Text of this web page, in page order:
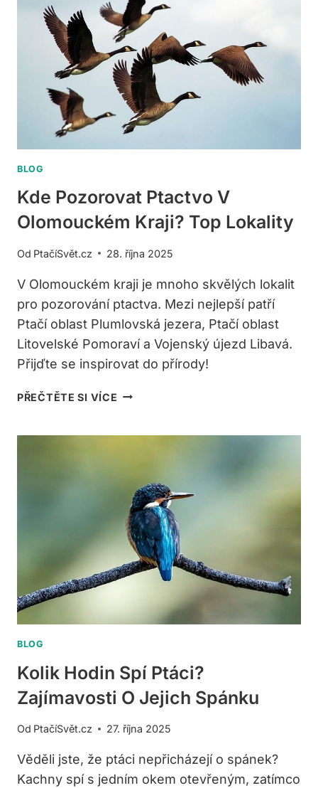
RADY
PRO
PTACTVO
BLOG
Kde Pozorovat Ptactvo V
Olomouckém Kraji? Top Lokality
Od PtačíSvět.cz 28. října 2025
V Olomouckém kraji je mnoho skvělých lokalit
pro pozorování ptactva. Mezi nejlepší patří
Ptačí oblast Plumlovská jezera, Ptačí oblast
Litovelské Pomoraví a Vojenský újezd Libavá.
Přijďte se inspirovat do přírody!
PŘEČTĚTE SI VÍCE KDE
TOP
LOKALITY
BLOG
Kolik Hodin Spí Ptáci?
Zajímavosti O Jejich Spánku
Od PtačíSvět.cz 27. října 2025
Věděli jste, že ptáci nepřicházejí o spánek?
Kachny spí s jedním okem otevřeným, zatímco